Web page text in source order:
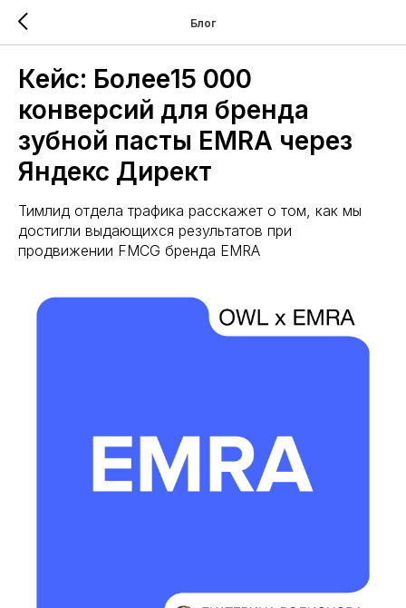
Блог
Кейс: Более15 000
конверсий для бренда
зубной пасты EMRA через
Яндекс Директ
Тимлид отдела трафика расскажет о том, как мы
достигли выдающихся результатов при
продвижении FMCG бренда EMRA